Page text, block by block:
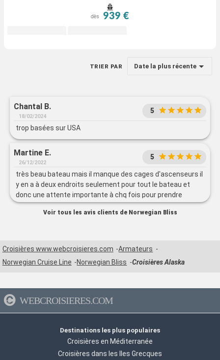
dès 939 €
TRIER PAR Date la plus récente
Chantal B.
18/02/2024
5
trop basées sur USA
Martine E.
26/12/2022
5
très beau bateau mais il manque des cages d'ascenseurs il
y en a à deux endroits seulement pour tout le bateau et
donc une attente importante à chq fois pour prendre
l'ascenseur
Voir tous les avis clients de Norwegian Bliss
Croisières www.webcroisieres.com
Armateurs
Norwegian Cruise Line
Norwegian Bliss Croisières Alaska
WEBCROISIERES.COM
Destinations les plus populaires
Croisières en Méditerranée
Croisières dans les Iles Grecques